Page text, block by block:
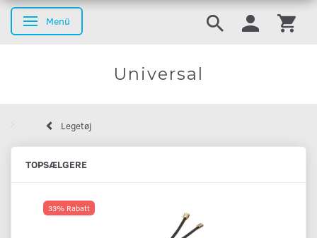
Anzeige ändern
Menü
Universal
Legetøj
TOPSÆLGERE
33% Rabatt